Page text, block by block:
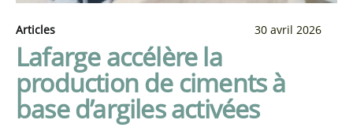
Articles 30 avril 2026
Lafarge accélère la
production de ciments à
base d’argiles activées